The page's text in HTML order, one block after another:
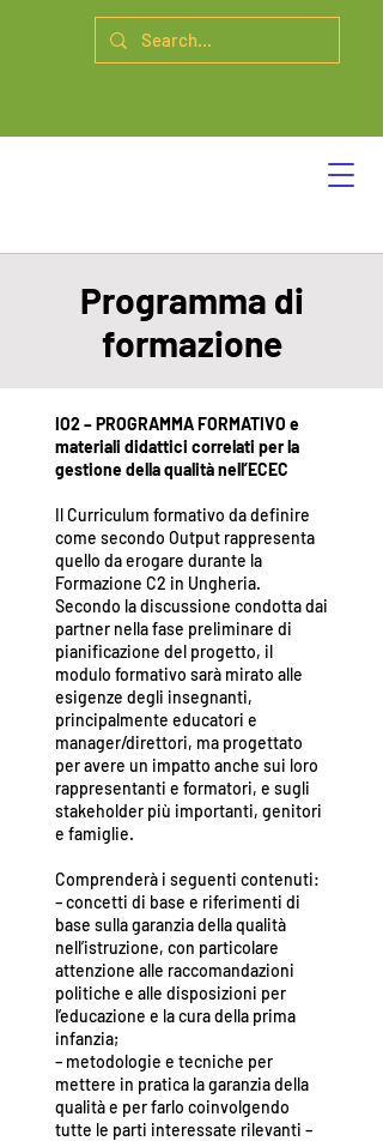
Programma di
formazione
IO2 – PROGRAMMA FORMATIVO e
materiali didattici correlati per la
gestione della qualità nell’ECEC
Il Curriculum formativo da definire
come secondo Output rappresenta
quello da erogare durante la
Formazione C2 in Ungheria.
Secondo la discussione condotta dai
partner nella fase preliminare di
pianificazione del progetto, il
modulo formativo sarà mirato alle
esigenze degli insegnanti,
principalmente educatori e
manager/direttori, ma progettato
per avere un impatto anche sui loro
rappresentanti e formatori, e sugli
stakeholder più importanti, genitori
e famiglie.
Comprenderà i seguenti contenuti:
– concetti di base e riferimenti di
base sulla garanzia della qualità
nell’istruzione, con particolare
attenzione alle raccomandazioni
politiche e alle disposizioni per
l’educazione e la cura della prima
infanzia;
– metodologie e tecniche per
mettere in pratica la garanzia della
qualità e per farlo coinvolgendo
tutte le parti interessate rilevanti –